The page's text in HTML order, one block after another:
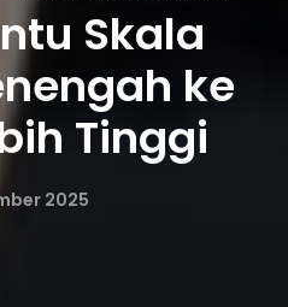
Skala
ke
Tinggi
2025